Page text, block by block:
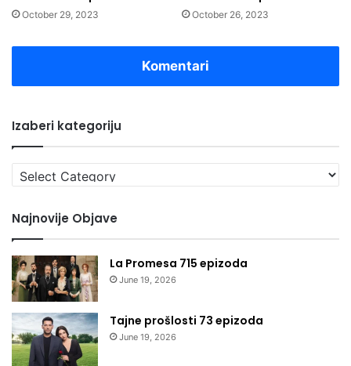
October 29, 2023 October 26, 2023
Komentari
Izaberi kategoriju
Izaberi
kategoriju
Najnovije Objave
La Promesa 715 epizoda
June 19, 2026
Tajne prošlosti 73 epizoda
June 19, 2026